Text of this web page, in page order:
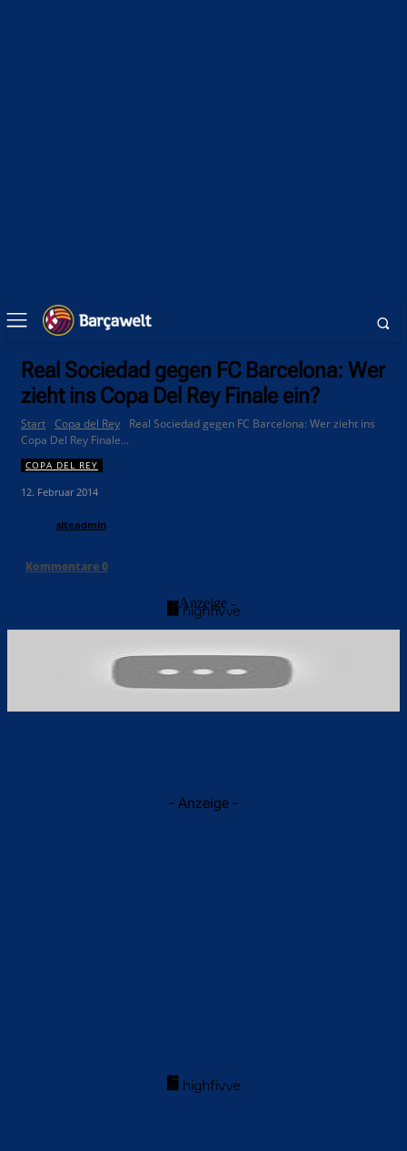
Real Sociedad gegen FC Barcelona: Wer
zieht ins Copa Del Rey Finale ein?
Start Copa del Rey
Real Sociedad gegen FC Barcelona: Wer zieht ins
Copa Del Rey Finale...
COPA DEL REY
12. Februar 2014
siteadmin
Kommentare0
- Anzeige -
- Anzeige -